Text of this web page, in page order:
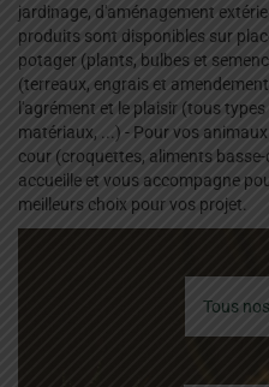
jardinage, d'aménagement
produits sont disponibles sur
potager (plants, bulbes et
(terreaux, engrais et
l'agrément et le plaisir (tous
matériaux, ...) - Pour vos
cour (croquettes, aliments
accueille et vous accompagne
meilleurs choix pour vos projet.
Tous